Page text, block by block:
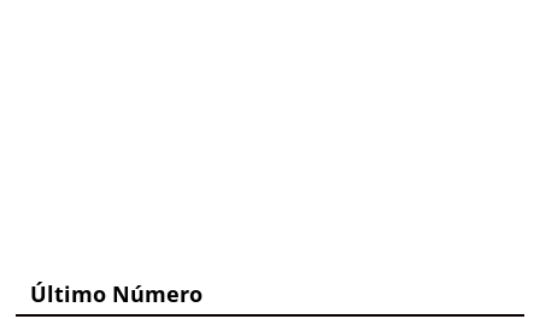
Último Número